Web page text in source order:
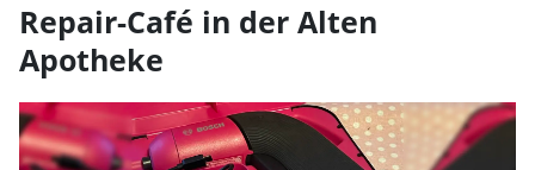
Repair-Café in der Alten
Apotheke